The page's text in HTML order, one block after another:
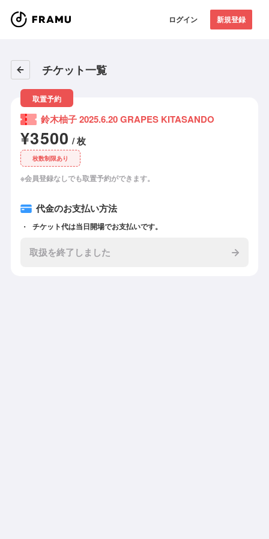
ログイン 新規登録
チケット一覧
取置予約
鈴木柚子 2025.6.20 GRAPES KITASANDO
¥3500 / 枚
枚数制限あり
※会員登録なしでも取置予約ができます。
代金のお支払い方法
チケット代は当日開場でお支払いです。
取扱を終了しました